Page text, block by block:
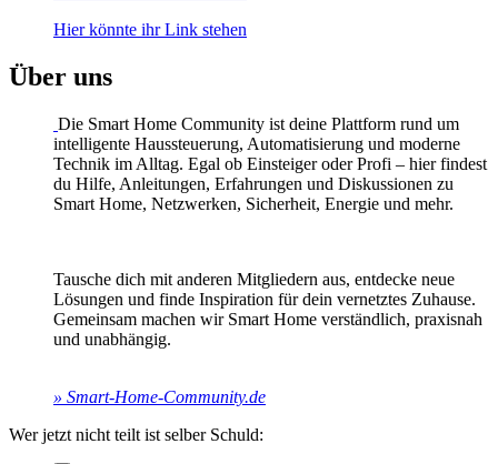
Hier könnte ihr Link stehen
Über uns
Die Smart Home Community ist deine Plattform rund um
intelligente Haussteuerung, Automatisierung und moderne
Technik im Alltag. Egal ob Einsteiger oder Profi – hier findest
du Hilfe, Anleitungen, Erfahrungen und Diskussionen zu
Smart Home, Netzwerken, Sicherheit, Energie und mehr.
Tausche dich mit anderen Mitgliedern aus, entdecke neue
Lösungen und finde Inspiration für dein vernetztes Zuhause.
Gemeinsam machen wir Smart Home verständlich, praxisnah
und unabhängig.
» Smart-Home-Community.de
Wer jetzt nicht teilt ist selber Schuld: